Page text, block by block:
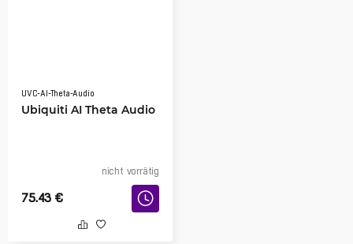
UVC-AI-Theta-Audio
Ubiquiti AI Theta Audio
nicht vorrätig
75.43 €